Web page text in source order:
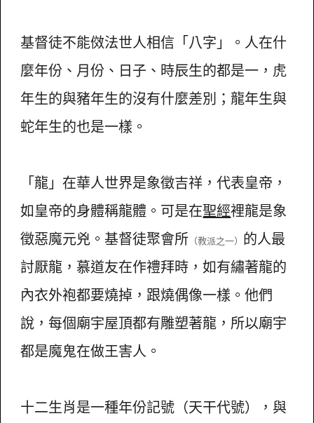
基督徒不能傚法世人相信「八字」。人在什
麼年份、月份、日子、時辰生的都是一，虎
年生的與豬年生的沒有什麼差別；龍年生與
蛇年生的也是一樣。
「龍」在華人世界是象徵吉祥，代表皇帝，
如皇帝的身體稱龍體。可是在聖經裡龍是象
徵惡魔元兇。基督徒聚會所 （教派之一） 的人最
討厭龍，慕道友在作禮拜時，如有繡著龍的
內衣外袍都要燒掉，跟燒偶像一樣。他們
說，每個廟宇屋頂都有雕塑著龍，所以廟宇
都是魔鬼在做王害人。
十二生肖是一種年份記號（天干代號），與